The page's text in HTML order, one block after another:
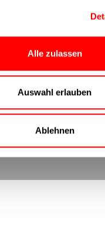
Alle zulassen
Auswahl erlauben
Ablehnen
have any
We
Go to FAQs